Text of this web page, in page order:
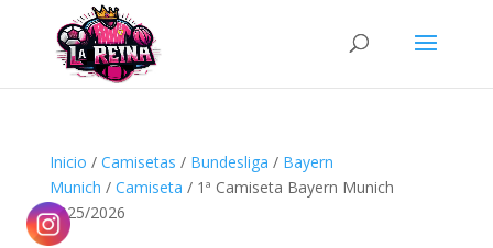
Búsqueda
productos
Inicio / Camisetas / Bundesliga / Bayern
Munich / Camiseta / 1ª Camiseta Bayern Munich
2025/2026